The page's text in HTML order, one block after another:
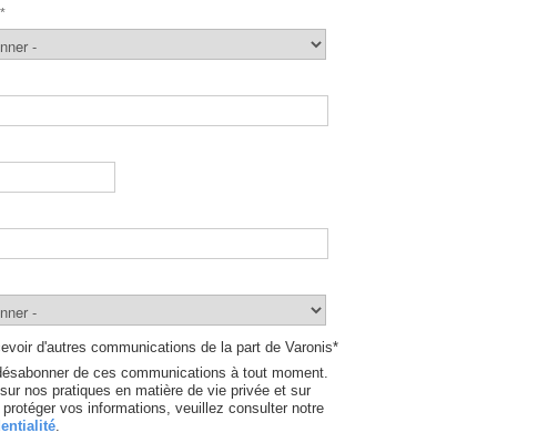
*
d'autres communications de la part de Varonis*
de ces communications à tout moment.
nos pratiques en matière de vie privée et sur
vos informations, veuillez consulter notre
.